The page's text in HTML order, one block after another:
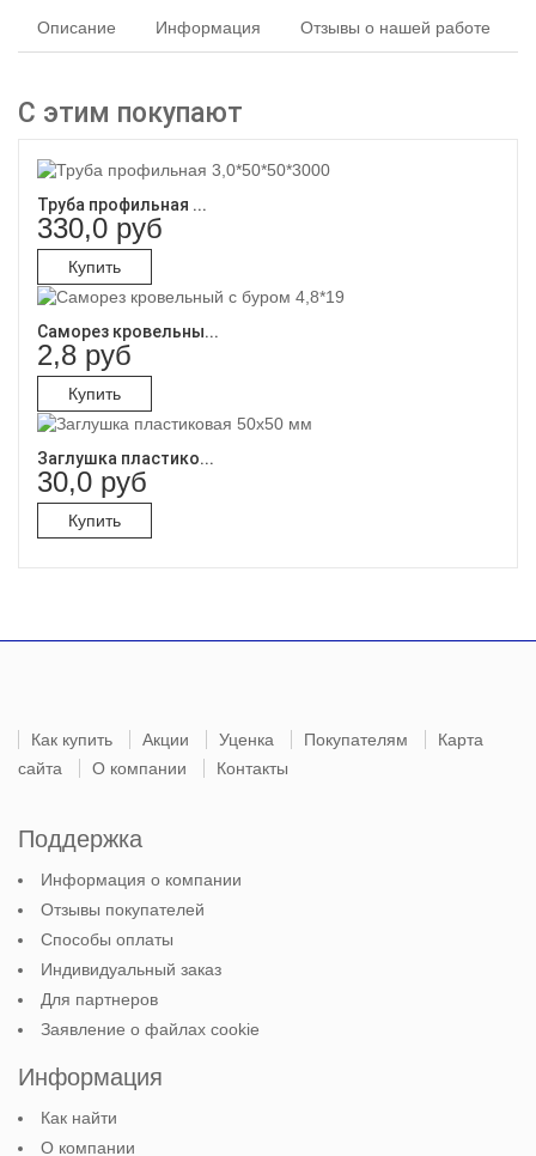
Описание Информация Отзывы о нашей работе
С этим покупают
Труба профильная ...
330,0 руб
Купить
Саморез кровельны...
2,8 руб
Купить
Заглушка пластико...
30,0 руб
Купить
Как купить Акции Уценка Покупателям
Карта
сайта
О компании Контакты
Поддержка
Информация о компании
Отзывы покупателей
Способы оплаты
Индивидуальный заказ
Для партнеров
Заявление о файлах cookie
Информация
Как найти
О компании